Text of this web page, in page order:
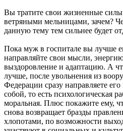
Вы тратите свои жизненные
ветряными мельницами, зачем?
данную тему тем сильнее будет
Пока муж в госпитале вы лучше
направляйте свои мысли,
выздоровление и адаптацию. А
лучше, после увольнения из
Федерации сразу направляете
собой, то есть психологическая
моральная. Плюс покажите ему,
снова возвращает бразды
хлопотами, по возможности